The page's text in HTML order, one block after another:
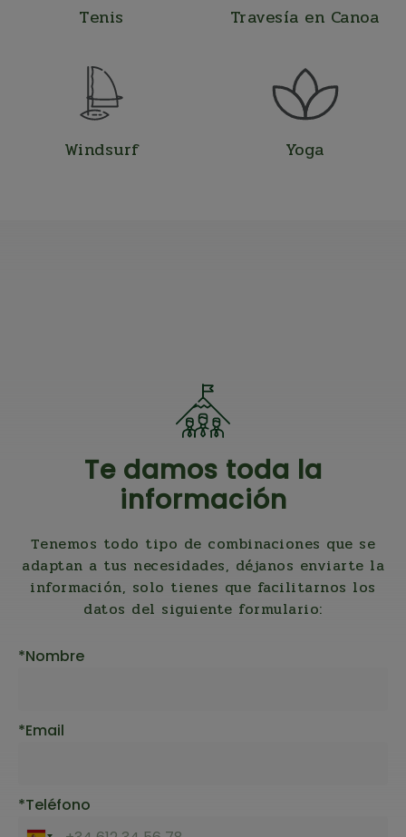
Tenis Travesía en Canoa
Windsurf Yoga
Te damos toda la
información
Tenemos todo tipo de combinaciones que se
adaptan a tus necesidades, déjanos enviarte la
información, solo tienes que facilitarnos los
datos del siguiente formulario:
Nombre
Email
Teléfono
Télefono